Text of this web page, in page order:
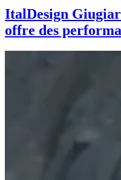
ItalDesign
offre des